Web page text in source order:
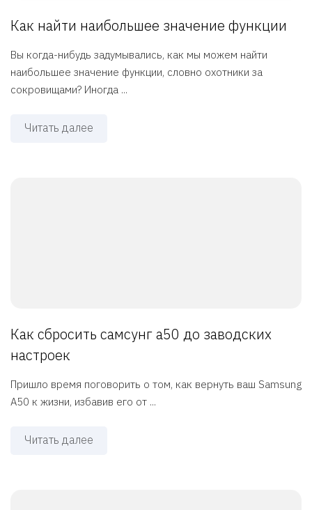
Как найти наибольшее значение функции
Вы когда-нибудь задумывались, как мы можем найти
наибольшее значение функции, словно охотники за
сокровищами? Иногда ...
Читать далее
Как сбросить самсунг а50 до заводских
настроек
Пришло время поговорить о том, как вернуть ваш Samsung
A50 к жизни, избавив его от ...
Читать далее